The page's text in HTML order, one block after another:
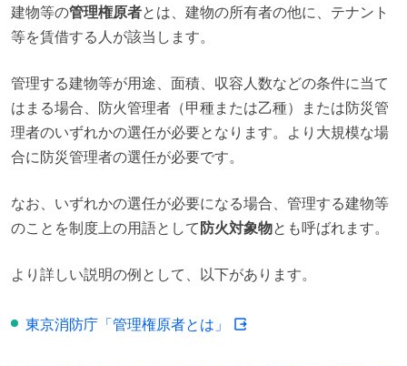
建物等の管理権原者とは、建物の所有者の他に、テナント
等を賃借する人が該当します。
管理する建物等が用途、面積、収容人数などの条件に当て
はまる場合、防火管理者（甲種または乙種）または防災管
理者のいずれかの選任が必要となります。より大規模な場
合に防災管理者の選任が必要です。
なお、いずれかの選任が必要になる場合、管理する建物等
のことを制度上の用語として 防火対象物とも呼ばれます。
より詳しい説明の例として、以下があります。
東京消防庁「管理権原者とは」